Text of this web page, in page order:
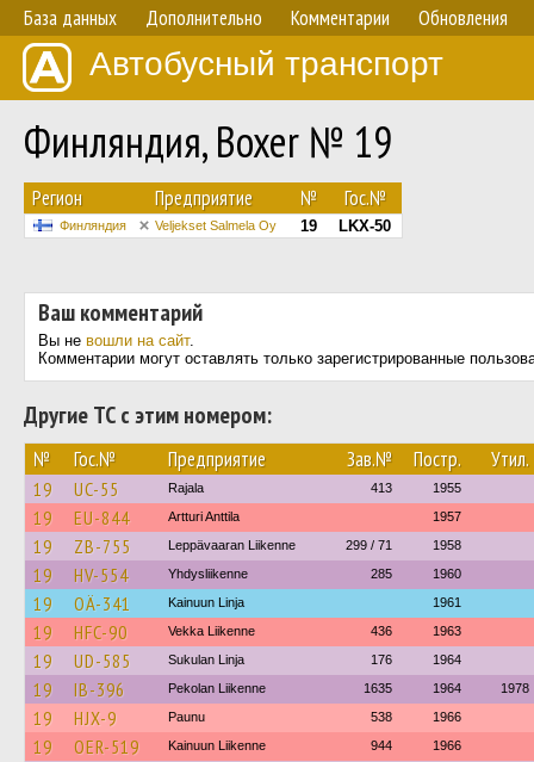
База данных Дополнительно Комментарии Обновления
Автобусный транспорт
Финляндия, Boxer № 19
Регион Предприятие № Гос.№
Финляндия Veljekset Salmela Oy 19 LKX-50
Ваш комментарий
Вы не вошли на сайт.
Комментарии могут оставлять только зарегистрированные
Другие ТС с этим номером:
№ Гос.№ Предприятие Зав.№ Постр. Утил.
19 UC-55 Rajala 413 1955
19 EU-844 Artturi Anttila 1957
19 ZB-755 Leppävaaran Liikenne 299 / 71 1958
19 HV-554 Yhdysliikenne 285 1960
19 OÄ-341 Kainuun Linja 1961
19 HFC-90 Vekka Liikenne 436 1963
19 UD-585 Sukulan Linja 176 1964
19 IB-396 Pekolan Liikenne 1635 1964 1978
19 HJX-9 Paunu 538 1966
19 OER-519 Kainuun Liikenne 944 1966